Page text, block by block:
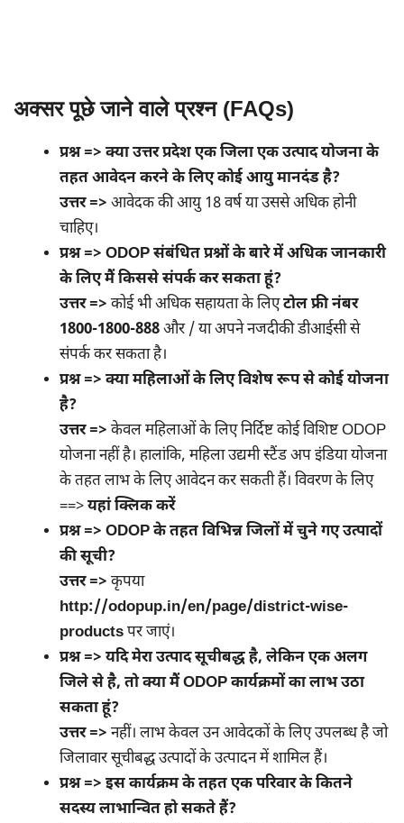
अक्सर पूछे जाने वाले प्रश्न (FAQs)
प्रश्न => क्याउत्तर प्रदेश एक जिला एक उत्पाद योजनाके
तहत आवेदन करने के लिए कोई आयु मानदंड है?
उत्तर => आवेदक की आयु 18 वर्ष या उससे अधिक होनी
चाहिए।
प्रश्न => ODOP संबंधित प्रश्नों के बारे में अधिक जानकारी
के लिए मैं किससे संपर्क कर सकता हूं?
उत्तर => कोई भी अधिक सहायता के लिएटोल फ्री नंबर
1800-1800-888और / या अपने नजदीकी डीआईसी से
संपर्क कर सकता है।
प्रश्न => क्या महिलाओं के लिए विशेष रूप से कोई योजना
है?
उत्तर => केवल महिलाओं के लिए निर्दिष्ट कोई विशिष्ट ODOP
योजना नहीं है। हालांकि, महिला उद्यमी स्टैंड अप इंडिया योजना
के तहत लाभ के लिए आवेदन कर सकती हैं। विवरण के लिए
==>यहां क्लिक करें
प्रश्न => ODOP के तहत विभिन्न जिलों में चुने गए उत्पादों
की सूची?
उत्तर => कृपया
http://odopup.in/en/page/district-wise-
productsपर जाएं।
प्रश्न => यदि मेरा उत्पाद सूचीबद्ध है, लेकिन एक अलग
जिले से है, तो क्या मैं ODOP कार्यक्रमों का लाभ उठा
सकता हूं?
उत्तर => नहीं। लाभ केवल उन आवेदकों के लिए उपलब्ध है जो
जिलावार सूचीबद्ध उत्पादों के उत्पादन में शामिल हैं।
प्रश्न => इस कार्यक्रम के तहत एक परिवार के कितने
सदस्य लाभान्वित हो सकते हैं?